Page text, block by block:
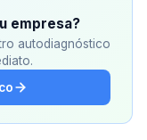
empresa?
autodiagnóstico